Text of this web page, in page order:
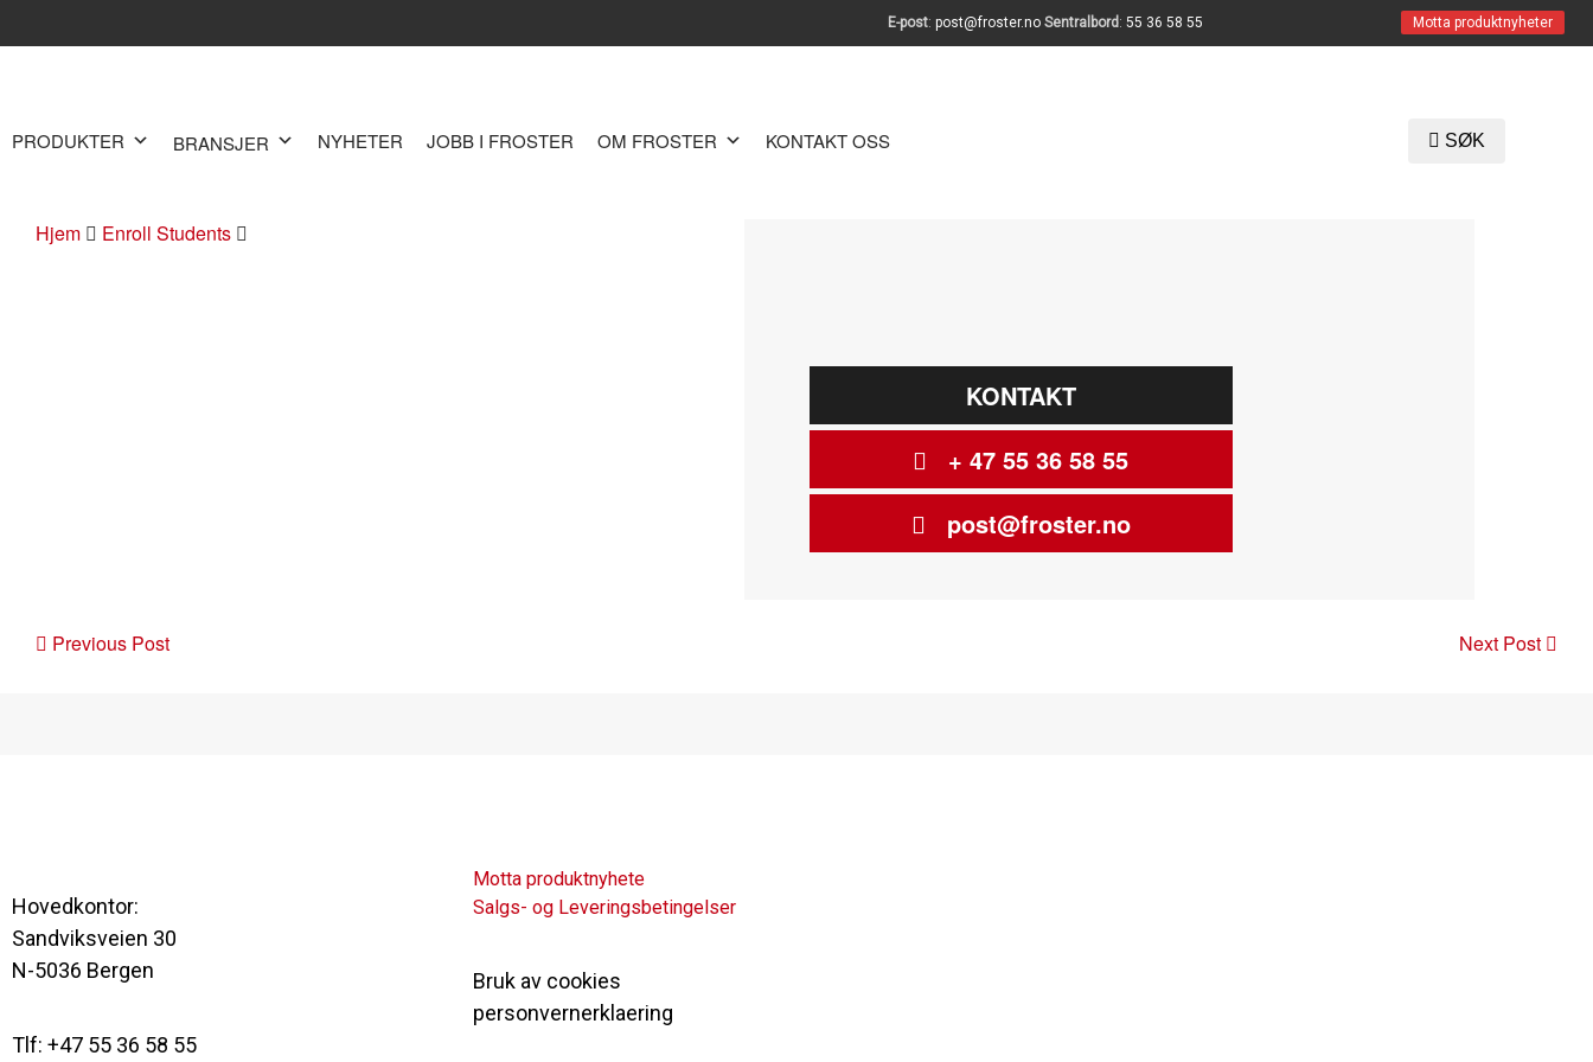
E-post:post@froster.no Sentralbord :55 36 58 55 Motta produktnyheter
PRODUKTER BRANSJER NYHETER JOBB I FROSTER OM FROSTER KONTAKT OSS SØK
Hjem Enroll Students
KONTAKT
+ 47 55 36 58 55
post@froster.no
Post
Previous Post Next Post
Hovedkontor:
Sandviksveien 30
N-5036 Bergen
Tlf: +47 55 36 58 55
Motta produktnyhete
Salgs- og Leveringsbetingelser
Bruk av cookies
personvernerklaering